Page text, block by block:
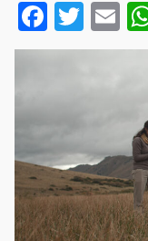
F
a
e
o
o
k
T
w
E
m